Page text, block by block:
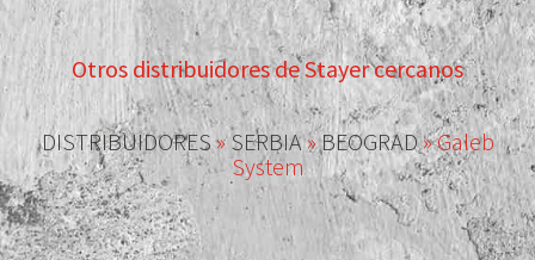
Otros distribuidores de Stayer cercanos
DISTRIBUIDORES»SERBIA»BEOGRAD»Galeb
System